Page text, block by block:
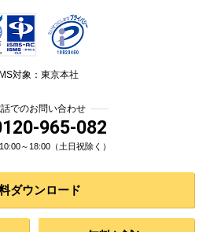
対象：東京本社
でのお問い合わせ
965-082
～18:00（土日祝除く）
ダウンロード